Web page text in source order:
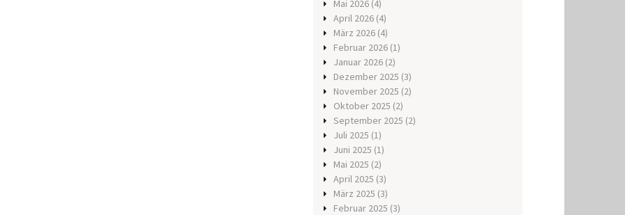
Mai 2026 (4)
April 2026 (4)
März 2026 (4)
Februar 2026 (1)
Januar 2026 (2)
Dezember 2025 (3)
November 2025 (2)
Oktober 2025 (2)
September 2025 (2)
Juli 2025 (1)
Juni 2025 (1)
Mai 2025 (2)
April 2025 (3)
März 2025 (3)
Februar 2025 (3)